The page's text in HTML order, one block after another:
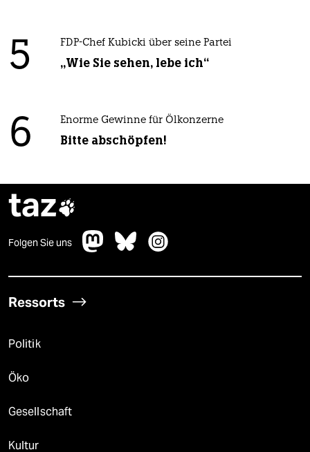
5 FDP-Chef Kubicki über seine Partei
„Wie Sie sehen, lebe ich“
6 Enorme Gewinne für Ölkonzerne
Bitte abschöpfen!
taz
Folgen Sie uns
Ressorts
Politik
Öko
Gesellschaft
Kultur